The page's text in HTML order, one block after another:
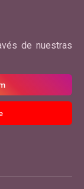
de nuestras